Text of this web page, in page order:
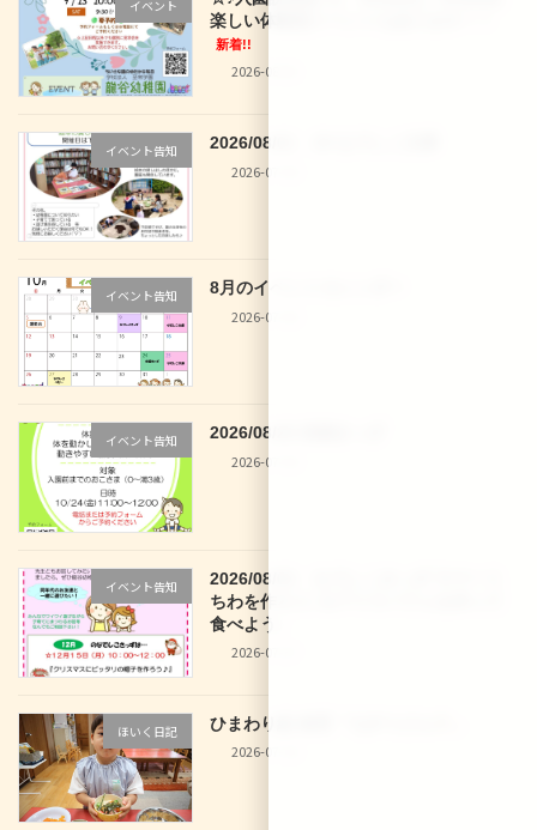
イベント
楽しい体験型イベントもあります！！
新着!!
2026-08-02
イベント告知
2026/08/01 29 なでしこ文庫
2026-07-30
イベント告知
8月のイベントカレンダー
2026-07-30
イベント告知
2026/08/28 体操きっず
2026-07-30
イベント告知
2026/08/03 なでしこきっず サマーう
ちわを作ろう♪＆アイスパフェを作って
食べよう♪
2026-07-27
ほいく日記 ひまわり組 食育「七夕うどん
2026-07-10